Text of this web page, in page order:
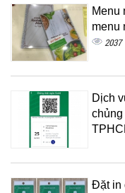
Menu
menu
2037
Dịch
Đặt in